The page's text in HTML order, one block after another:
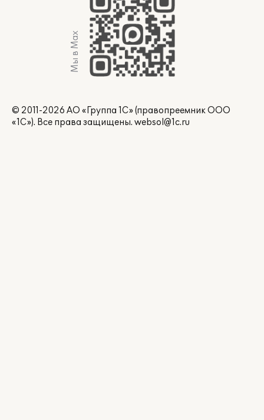
Мы в Max
© 2011-2026 АО «Группа 1С» (правопреемник ООО
«1С»). Все права защищены. websol@1c.ru